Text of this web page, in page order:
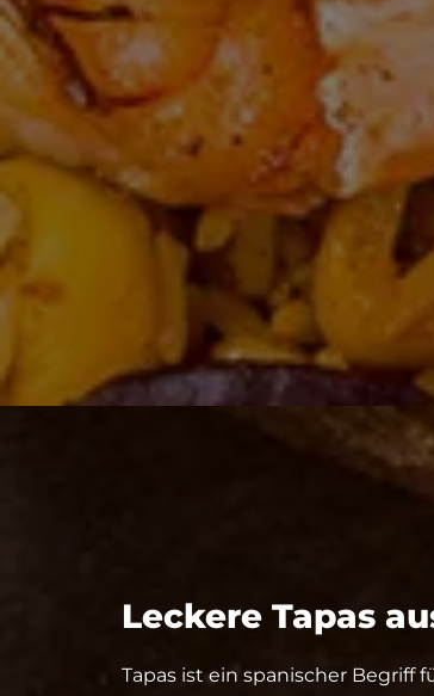
Leckere Tapas
Tapas ist ein spanischer Begriff